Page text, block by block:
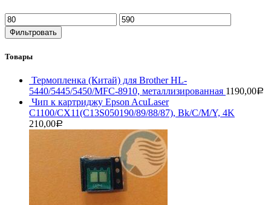
Минимальная
цена
Максимальная
цена
Фильтровать
Товары
Термопленка (Китай) для Brother HL-
5440/5445/5450/MFC-8910, металлизированная 1190,00Р
Чип к картриджу Epson AcuLaser
C1100/CX11(C13S050190/89/88/87), Bk/C/M/Y, 4K
210,00Р